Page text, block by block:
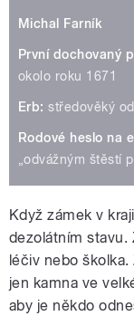
Michal Farník
První dochovaný
okolo roku 1671
Erb: středověký
Rodové heslo na
„odvážným štěstí
Když zámek v
dezolátním stavu.
léčiv nebo
jen kamna ve
aby je někdo